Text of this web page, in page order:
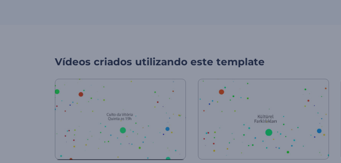
Vídeos criados utilizando este template